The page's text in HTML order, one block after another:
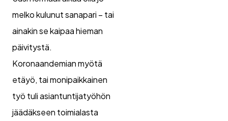
melko kulunut sanapari – tai
ainakin se kaipaa hieman
päivitystä.
Koronaandemian myötä
etäyö, tai monipaikkainen
työ tuli asiantuntijatyöhön
jäädäkseen toimialasta